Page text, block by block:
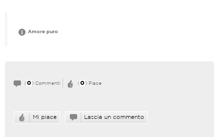
Amore puro
( 0 ) Commenti ( 0 ) Piace
Mi piace Lascia un commento